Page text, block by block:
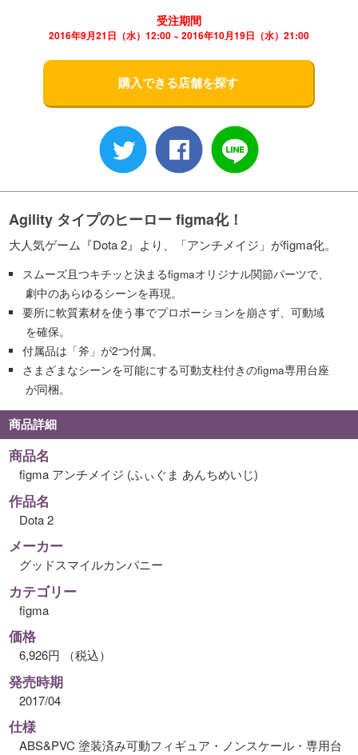
受注期間
2016年9月21日（水）12:00 ~ 2016年10月19日（水）21:00
購入できる店舗を探す
Agility タイプのヒーロー figma化！
大人気ゲーム『Dota 2』より、「アンチメイジ」がfigma化。
スムーズ且つキチッと決まるfigmaオリジナル関節パーツで、
劇中のあらゆるシーンを再現。
要所に軟質素材を使う事でプロポーションを崩さず、可動域
を確保。
付属品は「斧」が2つ付属。
さまざまなシーンを可能にする可動支柱付きのfigma専用台座
が同梱。
商品詳細
商品名
figma アンチメイジ (ふぃぐま あんちめいじ)
作品名
Dota 2
メーカー
グッドスマイルカンパニー
カテゴリー
figma
価格
6,926円 （税込）
発売時期
2017/04
仕様
ABS&PVC 塗装済み可動フィギュア・ノンスケール・専用台